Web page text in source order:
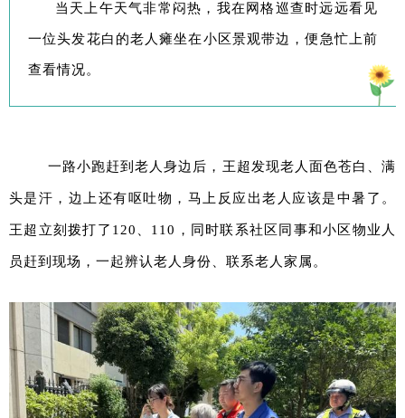
当天上午天气非常闷热，我在网格巡查时远远看见
一位头发花白的老人瘫坐在小区景观带边，便急忙上前
查看情况。
一路小跑赶到老人身边后，王超发现老人面色苍白、满
头是汗，边上还有呕吐物，马上反应出老人应该是中暑了。
王超立刻拨打了120、110，同时联系社区同事和小区物业人
员赶到现场，一起辨认老人身份、联系老人家属。